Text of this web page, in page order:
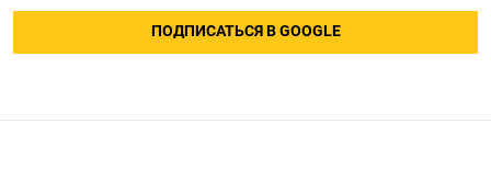
ПОДПИСАТЬСЯ В GOOGLE